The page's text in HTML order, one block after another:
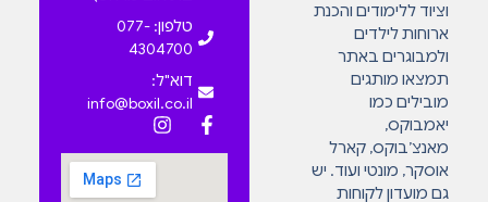
וציוד ללימודים והכנת
ארוחות לילדים
ולמבוגרים באתר
תמצאו מותגים
מובילים כמו
יאמבוקס,
מאנצ’בוקס, קארל
אוסקר, מונטי ועוד. יש
גם מועדון לקוחות
טלפון: 077-
4304700
דוא"ל:
info@boxil.co.il